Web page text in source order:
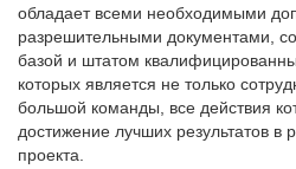
обладает всеми необходимыми
разрешительными документами,
базой и штатом
которых является не только
большой команды, все действия
достижение лучших результатов в
проекта.